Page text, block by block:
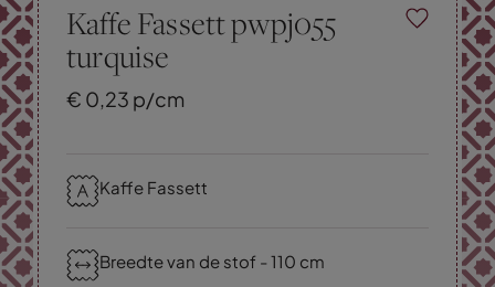
Kaffe Fassett pwpj055
turquise
€ 0,23 p/cm
Kaffe Fassett
Breedte van de stof - 110 cm